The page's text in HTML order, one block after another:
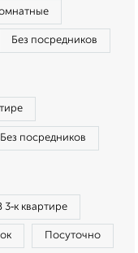
Без посредников
Без посредников
3‑к квартире
Посуточно